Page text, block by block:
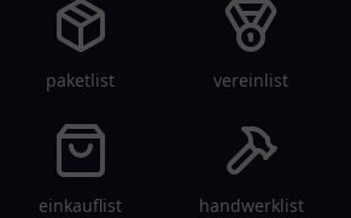
paketlist vereinlist
einkauflist handwerklist